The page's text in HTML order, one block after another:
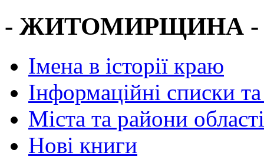
- ЖИТОМИРЩИНА -
Імена в історії краю
Інформаційні списки
Міста та райони області
Нові книги